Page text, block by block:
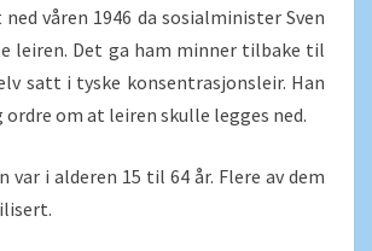
våren 1946 da sosialminister Sven
leiren. Det ga ham minner tilbake til
satt i tyske konsentrasjonsleir. Han
om at leiren skulle legges ned.
var i alderen 15 til 64 år. Flere av dem